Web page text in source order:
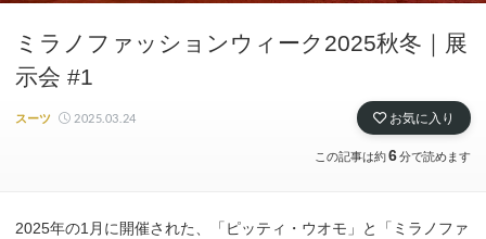
ミラノファッションウィーク2025秋冬｜展
示会 #1
スーツ 2025.03.24 お気に入り
この記事は約6分で読めます
2025年の1月に開催された、「ピッティ・ウオモ」と「ミラノファ